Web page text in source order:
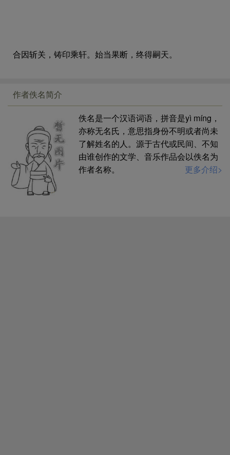
合因斩关，铸印乘轩。始当果断，终得嗣天。
作者佚名简介
佚名是一个汉语词语，拼音是yì míng，
亦称无名氏，意思指身份不明或者尚未
了解姓名的人。源于古代或民间、不知
由谁创作的文学、音乐作品会以佚名为
作者名称。
更多介绍>